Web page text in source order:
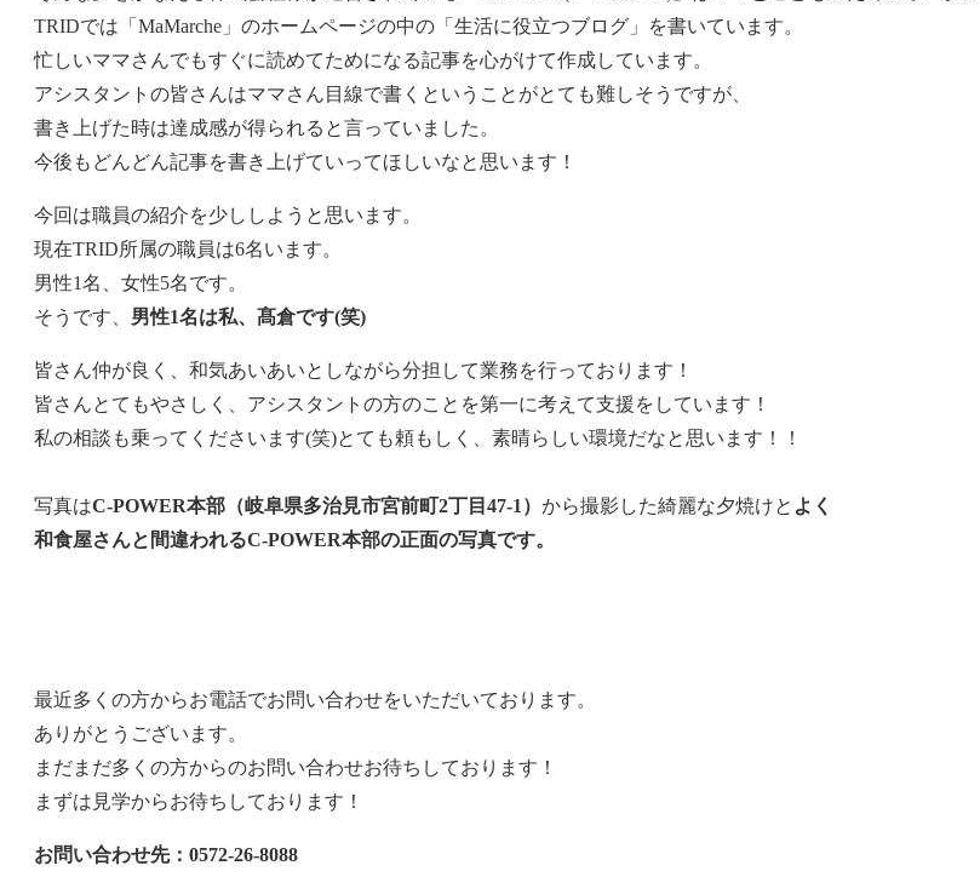
TRIDでは「MaMarche」のホームページの中の「生活に役立つブログ」を書いています。
忙しいママさんでもすぐに読めてためになる記事を心がけて作成しています。
アシスタントの皆さんはママさん目線で書くということがとても難しそうですが、
書き上げた時は達成感が得られると言っていました。
今後もどんどん記事を書き上げていってほしいなと思います！
今回は職員の紹介を少ししようと思います。
現在TRID所属の職員は6名います。
男性1名、女性5名です。
そうです、 男性1名は私、髙倉です(笑)
皆さん仲が良く、和気あいあいとしながら分担して業務を行っております！
皆さんとてもやさしく、アシスタントの方のことを第一に考えて支援をしています！
私の相談も乗ってくださいます(笑)とても頼もしく、素晴らしい環境だなと思います！！
写真はC-POWER本部（岐阜県多治見市宮前町2丁目47-1） から撮影した綺麗な夕焼けと よく
和食屋さんと間違われるC-POWER本部の正面の写真です。
最近多くの方からお電話でお問い合わせをいただいております。
ありがとうございます。
まだまだ多くの方からのお問い合わせお待ちしております！
まずは見学からお待ちしております！
お問い合わせ先：0572-26-8088